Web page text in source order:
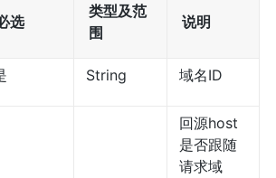
选
类型及范
围
说明
String 域名ID
回源host
是否跟随
请求域